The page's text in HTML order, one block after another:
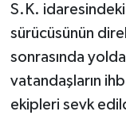
S.K. idaresindeki
sürücüsünün
sonrasında
vatandaşların
ekipleri sevk